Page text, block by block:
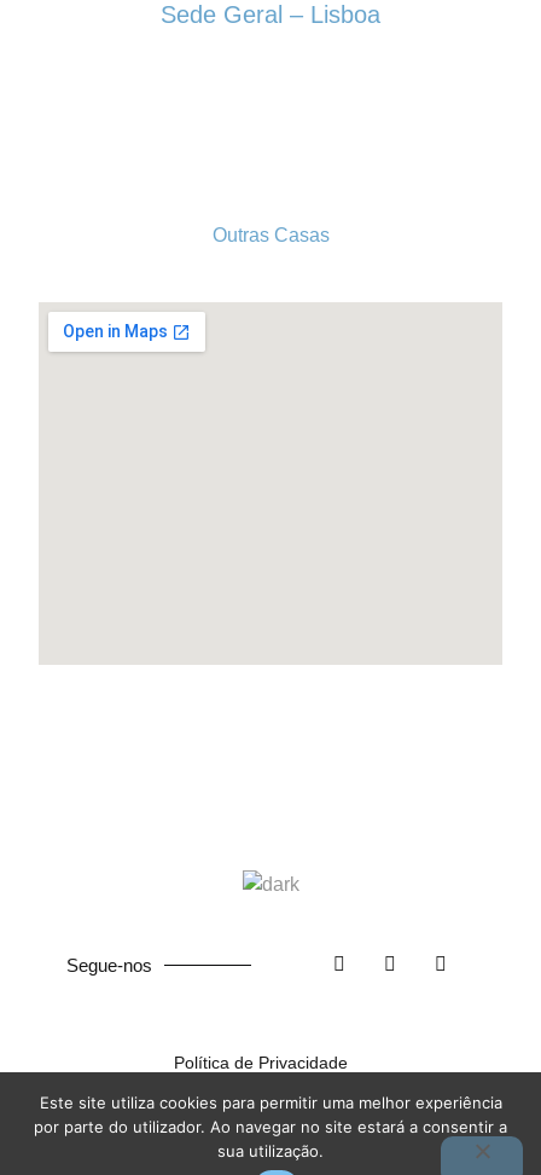
Sede Geral – Lisboa
Outras Casas
Segue-nos
Política de Privacidade
©2026ISCF. Feito com ❤ naTerra das Ideias
Este site utiliza cookies para permitir uma melhor experiência
por parte do utilizador. Ao navegar no site estará a consentir a
sua utilização.